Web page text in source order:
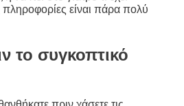
είναι πάρα πολύ
το συγκοπτικό